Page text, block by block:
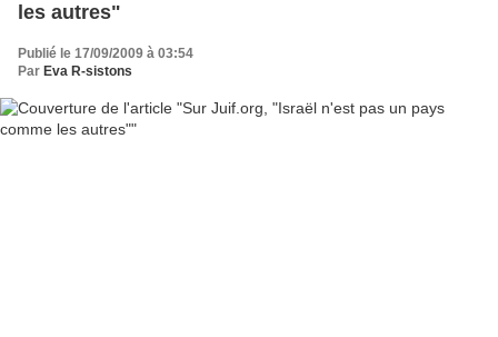
les autres"
Publié le 17/09/2009 à 03:54
Par Eva R-sistons